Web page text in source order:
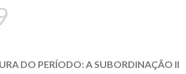
DO PERÍODO: A SUBORDINAÇÃO II